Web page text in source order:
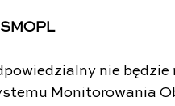
nie będzie
Monitorowania